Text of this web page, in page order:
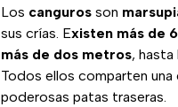
Los canguros son
sus crías. Existen más de
más de dos metros, hasta
Todos ellos comparten
poderosas patas traseras.